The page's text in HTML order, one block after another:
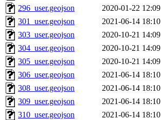
296_user.geojson
2020-01-22 12:09
301_user.geojson
2021-06-14 18:10
303_user.geojson
2020-10-21 14:09
304_user.geojson
2020-10-21 14:09
305_user.geojson
2020-10-21 14:09
306_user.geojson
2021-06-14 18:10
308_user.geojson
2021-06-14 18:10
309_user.geojson
2021-06-14 18:10
310_user.geojson
2021-06-14 18:10